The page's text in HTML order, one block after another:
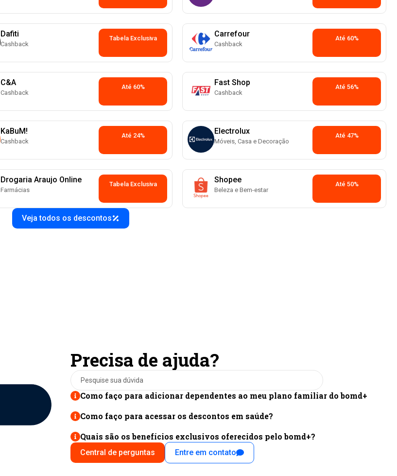
Dafiti
Cashback
Tabela Exclusiva Carrefour
Cashback
Até 60%
C&A
Cashback
Até 60% Fast Shop
Cashback
Até 56%
KaBuM!
Cashback
Até 24% Electrolux
Móveis, Casa e Decoração
Até 47%
Drogaria Araujo Online
Farmácias
Tabela Exclusiva Shopee
Beleza e Bem-estar
Até 50%
Veja todos os descontos
Precisa de ajuda?
Search
for:
Como faço para adicionar dependentes ao meu plano familiar do bomd+
Como faço para acessar os descontos em saúde?
Quais são os benefícios exclusivos oferecidos pelo bomd+?
Central de perguntas Entre em contato